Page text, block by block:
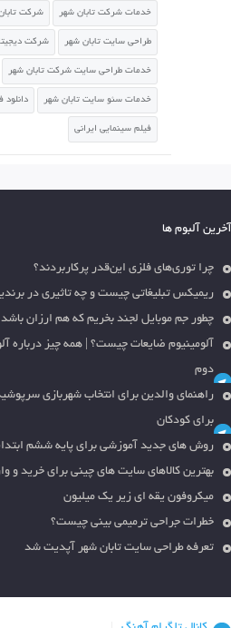
خدمات شرکت تابان شهر شرکت
طراحی سایت تابان شهر شرکت
خدمات طراحی سایت شرکت تابان شهر
خدمات سئو سایت تابان شهر دانلود
فیلم سینمایی ایرانی
آخرین آلبوم ها
چرا توری‌های فلزی این‌قدر پرکاربردند؟
ریمیکس تبلیغاتی چیست و چه تاثیری در
چطور جم موبایل لجند بخریم که هم ارزان
آلومینیوم ضایعات چیست؟ | همه چیز درباره
دوم
راهنمای والدین برای انتخاب شهربازی
برای کودکان
روش های جدید آموزشی برای پایه ششم
بهترین کالاهای سایت های چینی برای خرید و
میکروفون یقه ای زیر یک میلیون
خطرات جراحی ترمیمی بینی چیست؟
تعرفه طراحی سایت تابان شهر آپدیت شد